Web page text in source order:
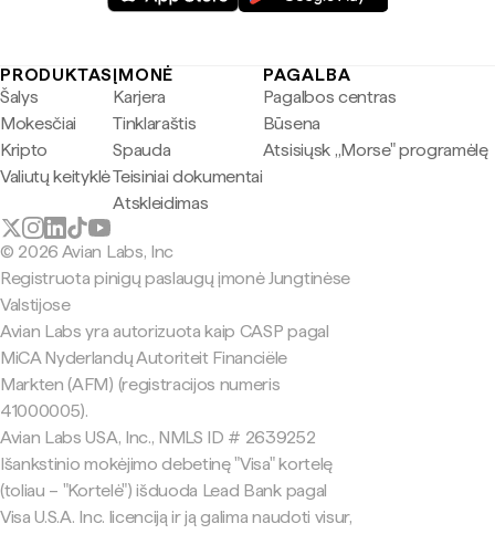
PRODUKTAS
Šalys
Mokesčiai
Kripto
Valiutų keityklė
ĮMONĖ
Karjera
Tinklaraštis
Spauda
Teisiniai dokumentai
Atskleidimas
PAGALBA
Pagalbos centras
Būsena
Atsisiųsk „Morse" programėlę
© 2026 Avian Labs, Inc
Registruota pinigų paslaugų įmonė Jungtinėse
Valstijose
Avian Labs yra autorizuota kaip CASP pagal
MiCA Nyderlandų Autoriteit Financiële
Markten (AFM) (registracijos numeris
41000005).
Avian Labs USA, Inc., NMLS ID # 2639252
Išankstinio mokėjimo debetinę "Visa" kortelę
(toliau – "Kortelė") išduoda Lead Bank pagal
Visa U.S.A. Inc. licenciją ir ją galima naudoti visur,